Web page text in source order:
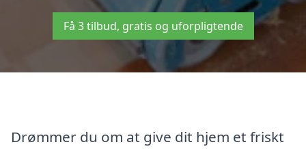
Få 3 tilbud, gratis og uforpligtende
Drømmer du om at give dit hjem et friskt